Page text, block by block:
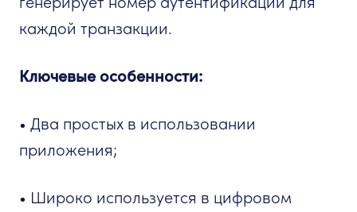
каждой транзакции.
Ключевые особенности:
• Два простых в использовании
приложения;
• Широко используется в цифровом